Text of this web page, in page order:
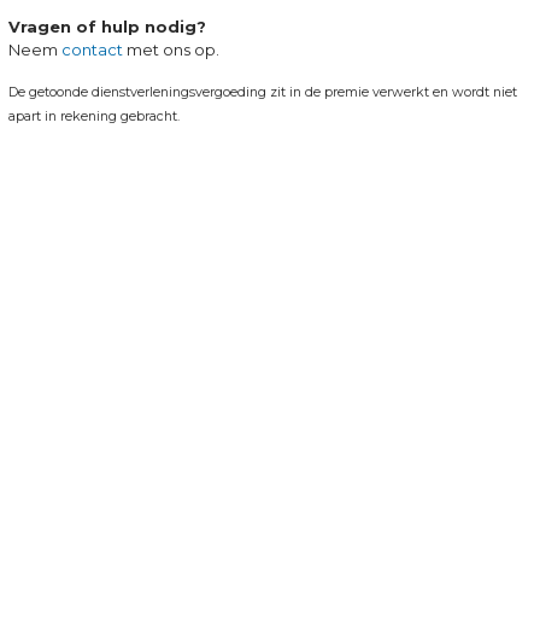
Vragen of hulp nodig?
Neem contact met ons op.
De getoonde dienstverleningsvergoeding zit in de premie verwerkt en wordt niet
apart in rekening gebracht.